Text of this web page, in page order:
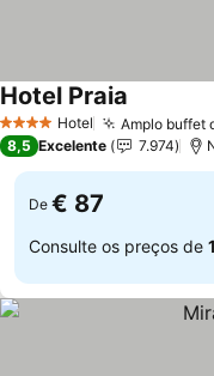
4 EstrelasHotel Amplo buffet
Hotel Praia
8,5 Excelente 7.974
De € 87
Consulte os preços de